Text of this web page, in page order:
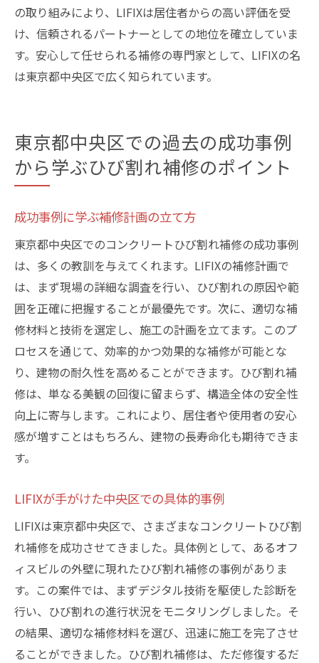
の取り組みにより、LIFIXは居住者からの高い評価を受
け、信頼されるパートナーとしての地位を確立していま
す。安心して任せられる補修の専門家として、LIFIXの名
は東京都中央区で広く知られています。
東京都中央区での過去の成功事例
から学ぶひび割れ補修のポイント
成功事例に学ぶ補修計画の立て方
東京都中央区でのコンクリートひび割れ補修の成功事例
は、多くの教訓を与えてくれます。LIFIXの補修計画で
は、まず現場の詳細な調査を行い、ひび割れの原因や範
囲を正確に把握することが最優先です。次に、適切な補
修材料と技術を選定し、施工の計画を立てます。このプ
ロセスを通じて、効率的かつ効果的な補修が可能とな
り、建物の耐久性を高めることができます。ひび割れ補
修は、単なる美観の回復に留まらず、構造全体の安全性
向上に寄与します。これにより、居住者や使用者の安心
感が増すことはもちろん、建物の長寿命化も期待できま
す。
LIFIXが手がけた中央区での具体的事例
LIFIXは東京都中央区で、さまざまなコンクリートひび割
れ補修を成功させてきました。具体例として、あるオフ
ィスビルの外壁に現れたひび割れ補修の事例がありま
す。この案件では、まずデジタル技術を駆使した診断を
行い、ひび割れの進行状況をモニタリングしました。そ
の結果、適切な補修材料を選び、迅速に施工を完了させ
ることができました。ひび割れ補修は、ただ修復するだ